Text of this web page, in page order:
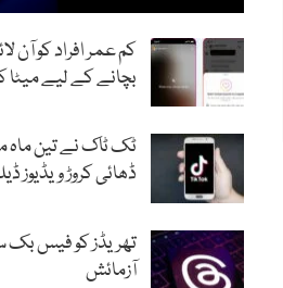
کم عمر افراد کو آن
بچانے کے لیے
ٹک ٹاک نے تین ماہ
ڈھائی کروڑ ویڈیوز
تھریڈز کو فیس بک
آزمائش